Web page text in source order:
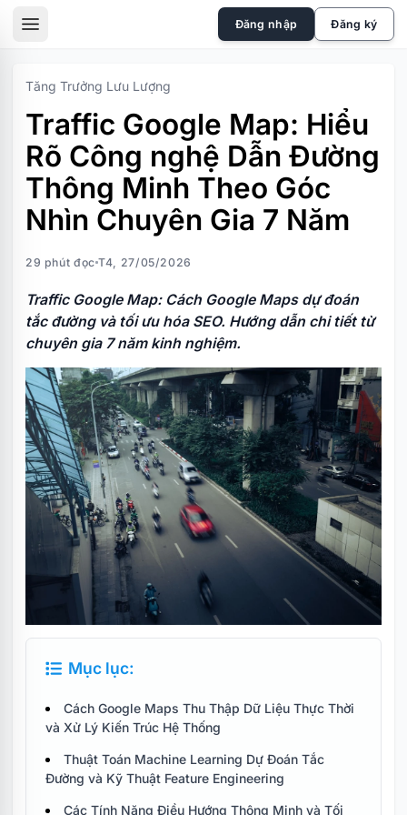
Đăng nhập Đăng ký
Tăng Trưởng Lưu Lượng
Traffic Google Map: Hiểu
Rõ Công nghệ Dẫn Đường
Thông Minh Theo Góc
Nhìn Chuyên Gia 7 Năm
29 phút đọc T4, 27/05/2026
Traffic Google Map: Cách Google Maps dự đoán
tắc đường và tối ưu hóa SEO. Hướng dẫn chi tiết từ
chuyên gia 7 năm kinh nghiệm.
Mục lục:
Cách Google Maps Thu Thập Dữ Liệu Thực Thời
và Xử Lý Kiến Trúc Hệ Thống
Thuật Toán Machine Learning Dự Đoán Tắc
Đường và Kỹ Thuật Feature Engineering
Các Tính Năng Điều Hướng Thông Minh và Tối